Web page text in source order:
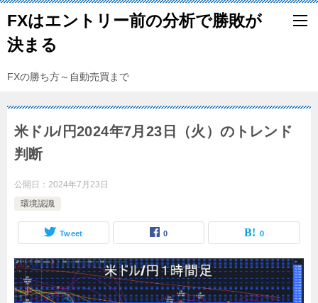
FXはエントリー前の分析で勝敗が
決まる
FXの勝ち方～自動売買まで
米ドル/円2024年7月23日（火）のトレンド
判断
公開日： 2024年7月23日
環境認識
Tweet 0 0